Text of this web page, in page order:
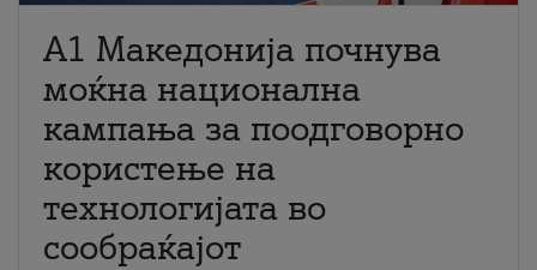
A1 Македонија почнува
моќна национална
кампања за поодговорно
користење на
технологијата во
сообраќајот